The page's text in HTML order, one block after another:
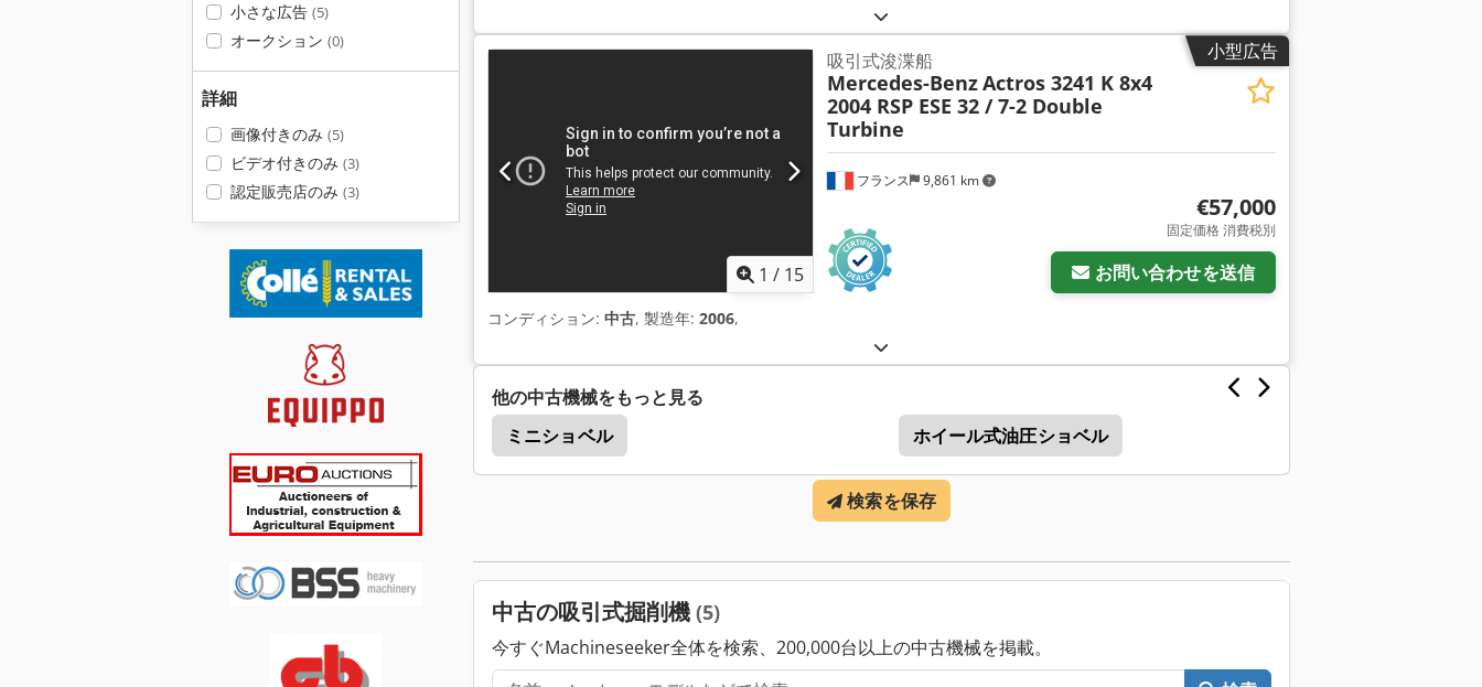
小さな広告 (5)
オークション (0)
詳細
画像付きのみ (5)
ビデオ付きのみ (3)
認定販売店のみ (3)
小型広告
1 / 15
フランス 9,861 km
吸引式浚渫船
Mercedes-BenzActros 3241 K 8x4
2004 RSP ESE 32 / 7-2 Double
Turbine
€57,000
固定価格 消費税別
お問い合わせを送信
コンディション: 中古, 製造年: 2006,
他の中古機械をもっと見る
ミニショベル
ホイール式油圧ショベル
検索を保存
中古の吸引式掘削機 (5)
今すぐMachineseeker全体を検索、200,000台以上の中古機械を掲載。